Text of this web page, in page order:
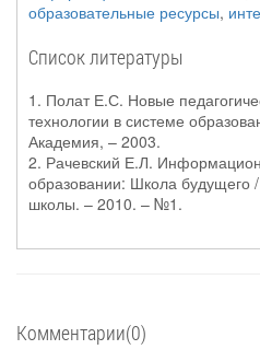
образовательные ресурсы,
Список литературы
1. Полат Е.С. Новые
технологии в системе
Академия, – 2003.
2. Рачевский Е.Л.
образовании: Школа будущего
школы. – 2010. – №1.
Комментарии(0)